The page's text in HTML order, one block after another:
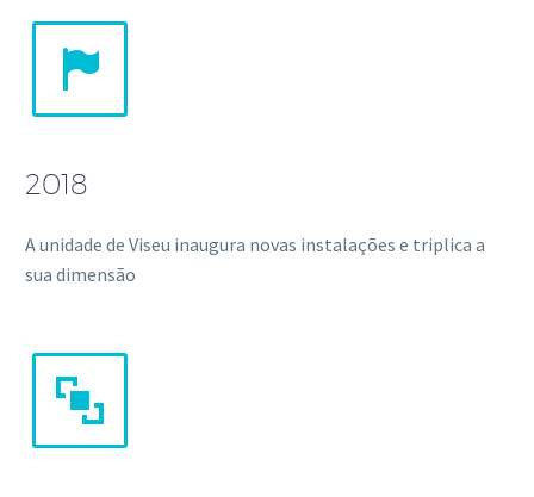


2018
A unidade de Viseu inaugura novas instalações e triplica a
sua dimensão

